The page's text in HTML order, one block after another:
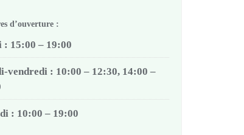
d’ouverture :
: 15:00 – 19:00
vendredi : 10:00 – 12:30, 14:00 –
: 10:00 – 19:00